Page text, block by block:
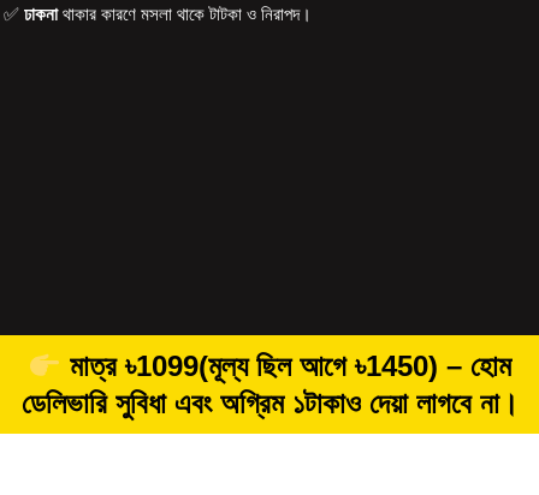
✅ঢাকনাথাকার কারণে মসলা থাকে টাটকা ও নিরাপদ।
মাত্র ৳1099(মূল্য ছিল আগে ৳1450) – হোম
ডেলিভারি সুবিধা এবং অগ্রিম ১টাকাও দেয়া লাগবে না।